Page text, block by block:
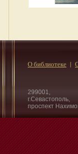
299001,
г.Севастополь,
проспект
О библиотеке